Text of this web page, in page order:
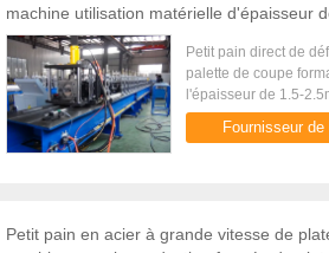
machine utilisation matérielle d'épaisseur
Petit pain direct de
palette de coupe
l'épaisseur de 1.5-
droits sont une part
stockage. Cette ...
Fournisseur
Petit pain en acier à grande vitesse de